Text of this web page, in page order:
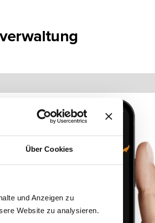
Über Cookies
und Anzeigen zu
Website zu analysieren.